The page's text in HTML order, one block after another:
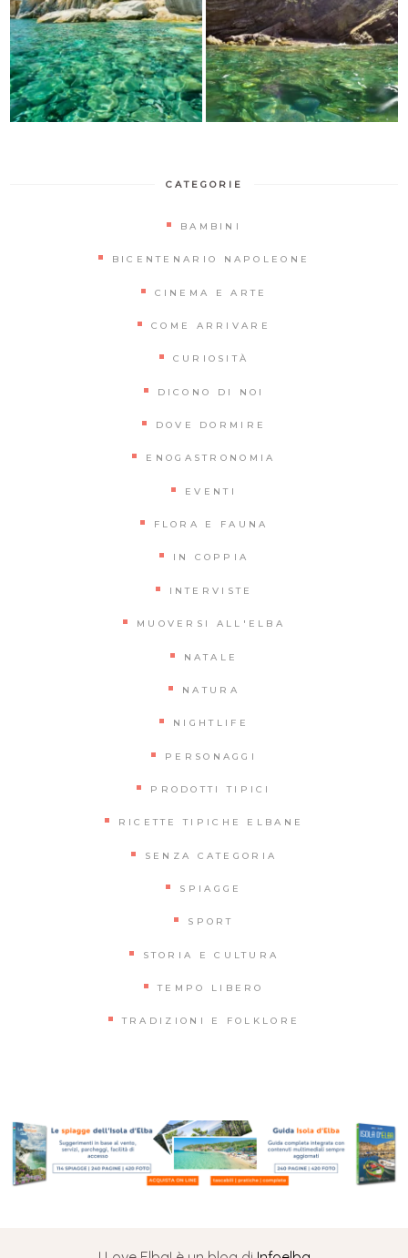
CATEGORIE
BAMBINI
BICENTENARIO NAPOLEONE
CINEMA E ARTE
COME ARRIVARE
CURIOSITÀ
DICONO DI NOI
DOVE DORMIRE
ENOGASTRONOMIA
EVENTI
FLORA E FAUNA
IN COPPIA
INTERVISTE
MUOVERSI ALL'ELBA
NATALE
NATURA
NIGHTLIFE
PERSONAGGI
PRODOTTI TIPICI
RICETTE TIPICHE ELBANE
SENZA CATEGORIA
SPIAGGE
SPORT
STORIA E CULTURA
TEMPO LIBERO
TRADIZIONI E FOLKLORE